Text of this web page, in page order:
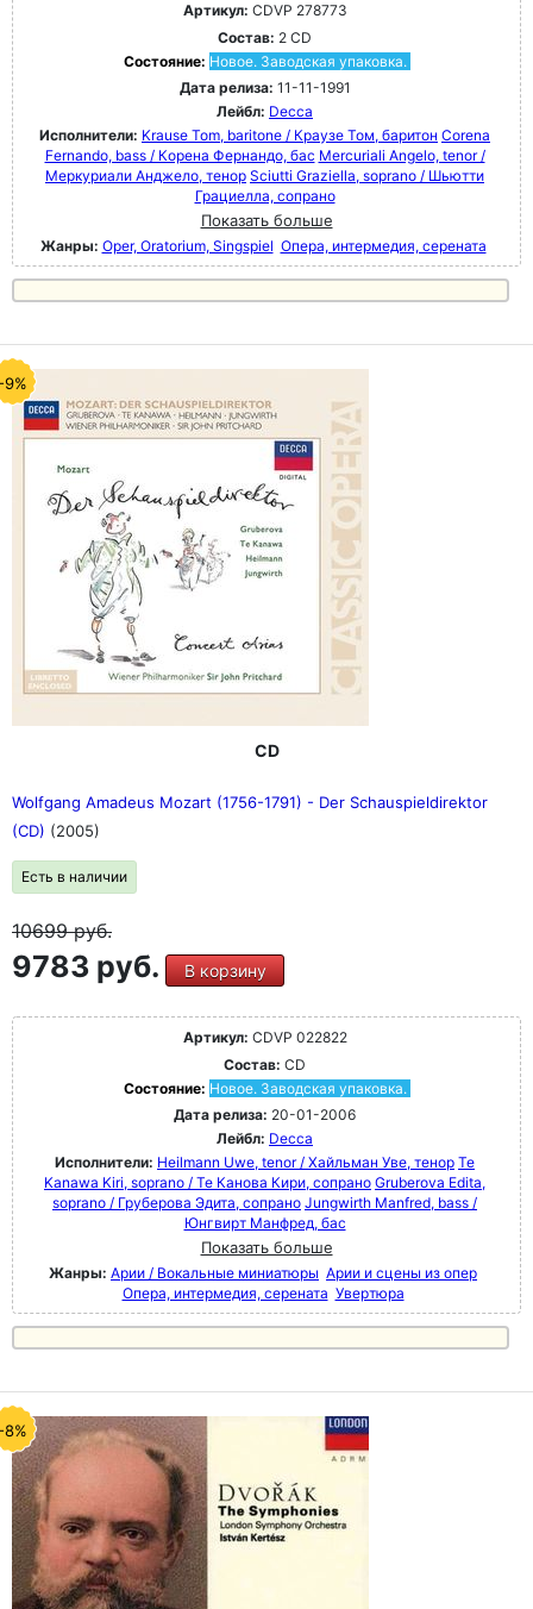
Артикул: CDVP 278773
Состав: 2 CD
Состояние: Новое. Заводская упаковка.
Дата релиза: 11-11-1991
Лейбл: Decca
Исполнители: Krause Tom, baritone / Краузе Том, баритон Corena
Fernando, bass / Корена Фернандо, бас Mercuriali Angelo, tenor /
Меркуриали Анджело, тенор Sciutti Graziella, soprano / Шьютти
Грациелла, сопрано
Показать больше
Жанры: Oper, Oratorium, Singspiel Опера, интермедия, серената
9%
CD
Wolfgang Amadeus Mozart (1756-1791) - Der Schauspieldirektor
(CD) (2005)
Есть в наличии
10699руб.
9783 руб. В корзину
Артикул: CDVP 022822
Состав: CD
Состояние: Новое. Заводская упаковка.
Дата релиза: 20-01-2006
Лейбл: Decca
Исполнители: Heilmann Uwe, tenor / Хайльман Уве, тенор Te
Kanawa Kiri, soprano / Те Канова Кири, сопрано Gruberova Edita,
soprano / Груберова Эдита, сопрано Jungwirth Manfred, bass /
Юнгвирт Манфред, бас
Показать больше
Жанры: Арии / Вокальные миниатюры Арии и сцены из опер
Опера, интермедия, серената Увертюра
8%